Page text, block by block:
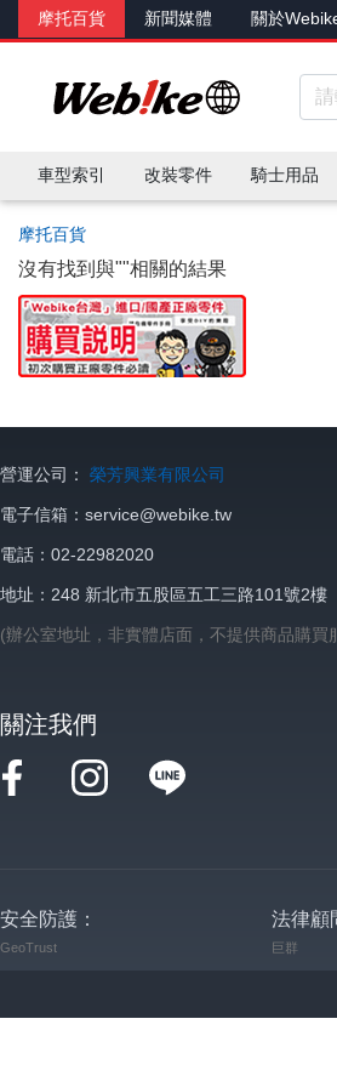
摩托百貨 新聞媒體 關於
車型索引 改裝零件 騎士用品
摩托百貨
沒有找到與""相關的結果
營運公司： 榮芳興業有限公司
電子信箱：service@webike.tw
電話：02-22982020
地址：248 新北市五股區五工三路101號2樓
(辦公室地址，非實體店面，不提供商品購買
關注我們
安全防護：
GeoTrust
法律顧
巨群